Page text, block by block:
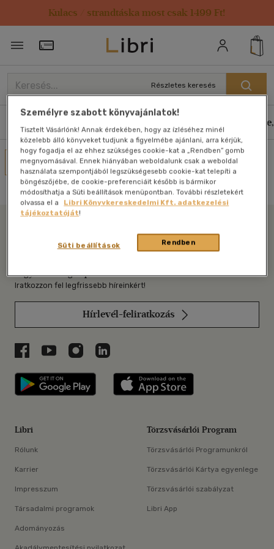
Kulacs / strandtáska most csak 1499 Ft!
Törzsvásárlói Kártya adatai
Részletes keresés
Művei
Nincs találat
Libri
Legyen mindig képben az irodalommal!
Iratkozzon fel legfrissebb híreinkért!
Hírlevél-feliratkozás
Libri a Facebookon
Libri a Youtube-on
Libri az Instagramon
Libri a LinkedInen
Libri applikáció Szerezd meg: Google
Libri
Rólunk
Karrier
Impresszum
Társadalmi programok
Adományozás
Törzsvásárlói Program
Törzsvásárlói Programunkról
Törzsvásárlói Kártya egyenlege
Törzsvásárlói szabályzat
Libri App
Személyre szabott könyvajánlatok!
Tisztelt Vásárlónk! Annak érdekében, hogy az ízléséhez minél
közelebb álló könyveket tudjunk a figyelmébe ajánlani, arra kérjük,
hogy fogadja el az ehhez szükséges cookie-kat a „Rendben” gomb
megnyomásával. Ennek hiányában weboldalunk csak a weboldal
használata szempontjából legszükségesebb cookie-kat telepíti a
böngészőjébe, de cookie-preferenciáit később is bármikor
módosíthatja a Süti beállítások menüpontban. További részletekért
olvassa el a
Libri Könyvkereskedelmi Kft. adatkezelési
tájékoztatóját!
Rendben
Süti beállítások